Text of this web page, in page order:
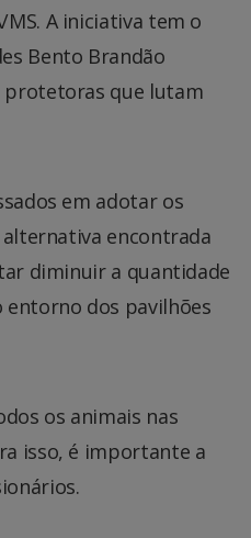
MS. A iniciativa tem o
Bento Brandão
protetoras que lutam
em adotar os
encontrada
diminuir a quantidade
entorno dos pavilhões
os animais nas
isso, é importante a